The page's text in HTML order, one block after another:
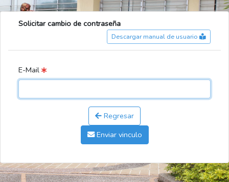
Solicitar cambio de contraseña
Descargar manual de usuario
E-Mail
Regresar
Enviar vinculo